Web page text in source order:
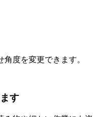
度を変更できます。
す